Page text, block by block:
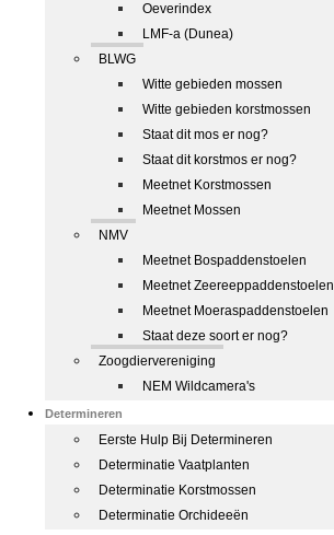
Oeverindex
LMF-a (Dunea)
BLWG
Witte gebieden mossen
Witte gebieden korstmossen
Staat dit mos er nog?
Staat dit korstmos er nog?
Meetnet Korstmossen
Meetnet Mossen
NMV
Meetnet Bospaddenstoelen
Meetnet Zeereeppaddenstoelen
Meetnet Moeraspaddenstoelen
Staat deze soort er nog?
Zoogdiervereniging
NEM Wildcamera's
Determineren
Eerste Hulp Bij Determineren
Determinatie Vaatplanten
Determinatie Korstmossen
Determinatie Orchideeën